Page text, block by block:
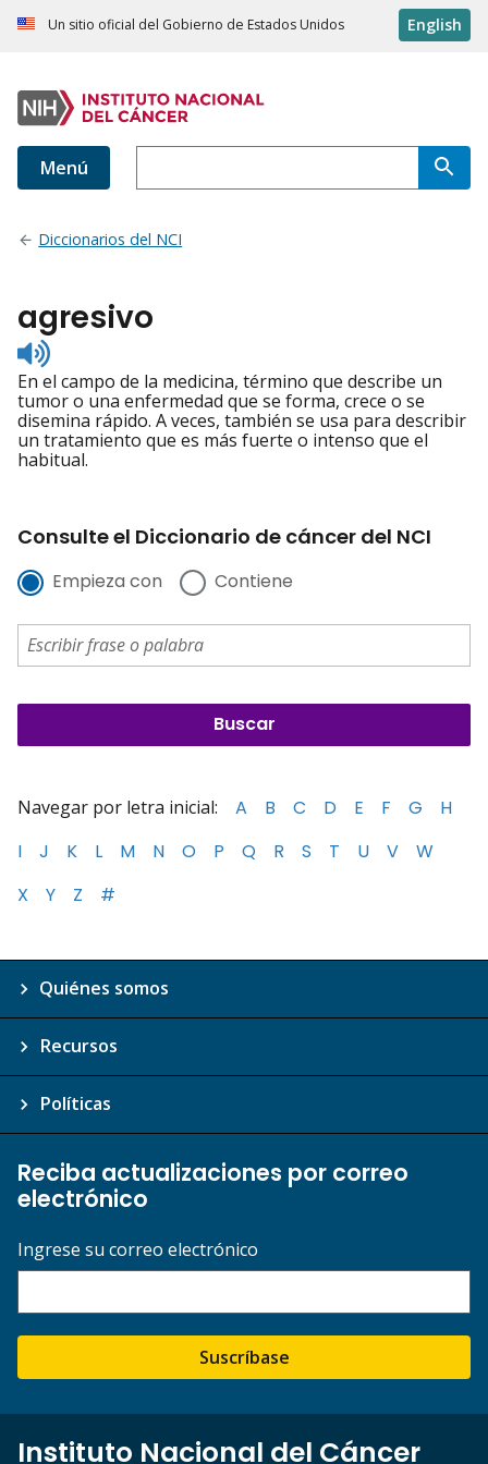
Un sitio oficial del Gobierno de Estados Unidos English
Menú
Diccionarios del NCI
agresivo
Listen
to
pronunciation
En el campo de la medicina, término que describe un
tumor o una enfermedad que se forma, crece o se
disemina rápido. A veces, también se usa para describir
un tratamiento que es más fuerte o intenso que el
habitual.
Consulte el Diccionario de cáncer del NCI
Empieza con Contiene
Navegar por letra inicial: A B C D E F G
H
I
J K L M N O P Q R S T U V
W
X
Y Z #
Quiénes somos
Recursos
Políticas
Reciba actualizaciones por correo
electrónico
Ingrese su correo electrónico
Suscríbase
Instituto Nacional del Cáncer